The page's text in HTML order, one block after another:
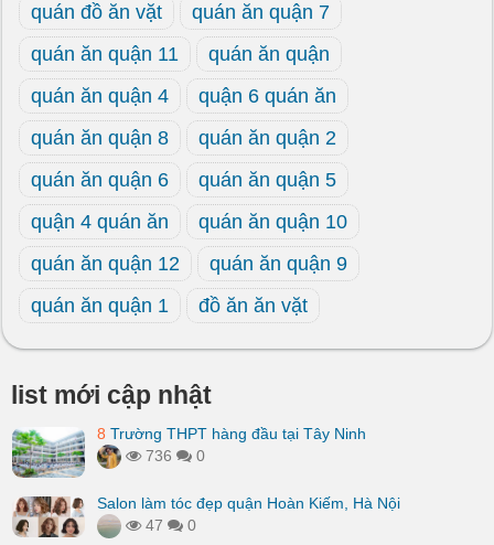
quán đồ ăn vặt
quán ăn quận 7
quán ăn quận 11
quán ăn quận
quán ăn quận 4
quận 6 quán ăn
quán ăn quận 8
quán ăn quận 2
quán ăn quận 6
quán ăn quận 5
quận 4 quán ăn
quán ăn quận 10
quán ăn quận 12
quán ăn quận 9
quán ăn quận 1
đồ ăn ăn vặt
list mới cập nhật
8 Trường THPT hàng đầu tại Tây Ninh
736
0
Salon làm tóc đẹp quận Hoàn Kiếm, Hà Nội
47
0